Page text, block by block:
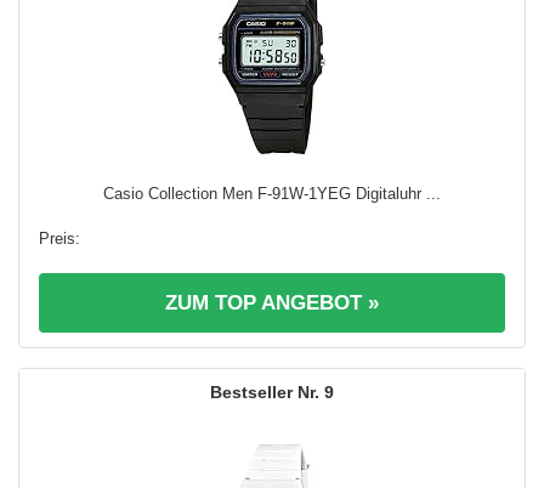
Casio Collection Men F-91W-1YEG Digitaluhr ...
ZUM TOP ANGEBOT »
9